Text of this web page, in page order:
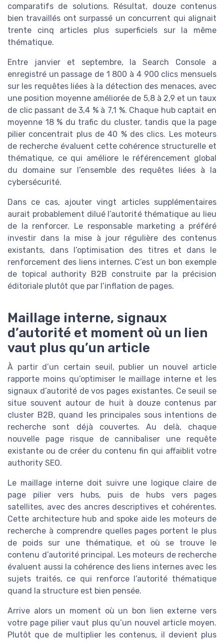
comparatifs de solutions. Résultat, douze contenus
bien travaillés ont surpassé un concurrent qui alignait
trente cinq articles plus superficiels sur la même
thématique.
Entre janvier et septembre, la Search Console a
enregistré un passage de 1 800 à 4 900 clics mensuels
sur les requêtes liées à la détection des menaces, avec
une position moyenne améliorée de 5,8 à 2,9 et un taux
de clic passant de 3,4 % à 7,1 %. Chaque hub captait en
moyenne 18 % du trafic du cluster, tandis que la page
pilier concentrait plus de 40 % des clics. Les moteurs
de recherche évaluent cette cohérence structurelle et
thématique, ce qui améliore le référencement global
du domaine sur l’ensemble des requêtes liées à la
cybersécurité.
Dans ce cas, ajouter vingt articles supplémentaires
aurait probablement dilué l’autorité thématique au lieu
de la renforcer. Le responsable marketing a préféré
investir dans la mise à jour régulière des contenus
existants, dans l’optimisation des titres et dans le
renforcement des liens internes. C’est un bon exemple
de topical authority B2B construite par la précision
éditoriale plutôt que par l’inflation de pages.
Maillage interne, signaux
d’autorité et moment où un lien
vaut plus qu’un article
À partir d’un certain seuil, publier un nouvel article
rapporte moins qu’optimiser le maillage interne et les
signaux d’autorité de vos pages existantes. Ce seuil se
situe souvent autour de huit à douze contenus par
cluster B2B, quand les principales sous intentions de
recherche sont déjà couvertes. Au delà, chaque
nouvelle page risque de cannibaliser une requête
existante ou de créer du contenu fin qui affaiblit votre
authority SEO.
Le maillage interne doit suivre une logique claire de
page pilier vers hubs, puis de hubs vers pages
satellites, avec des ancres descriptives et cohérentes.
Cette architecture hub and spoke aide les moteurs de
recherche à comprendre quelles pages portent le plus
de poids sur une thématique, et où se trouve le
contenu d’autorité principal. Les moteurs de recherche
évaluent aussi la cohérence des liens internes avec les
sujets traités, ce qui renforce l’autorité thématique
quand la structure est bien pensée.
Arrive alors un moment où un bon lien externe vers
votre page pilier vaut plus qu’un nouvel article moyen.
Plutôt que de multiplier les contenus, il devient plus